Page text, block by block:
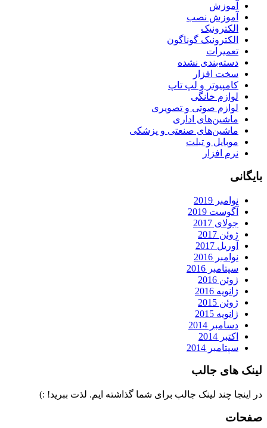
آموزش
آموزش نصب
الکترونیک
الکترونیک گوناگون
تعمیرات
دسته‌بندی نشده
سخت افزار
کامپیوتر و لپ تاپ
لوازم خانگی
لوازم صوتی و تصویری
ماشین‌های اداری
ماشین‌های صنعتی و پزشکی
موبایل و تبلت
نرم افزار
بایگانی
نوامبر 2019
آگوست 2019
جولای 2017
ژوئن 2017
آوریل 2017
نوامبر 2016
سپتامبر 2016
ژوئن 2016
ژانویه 2016
ژوئن 2015
ژانویه 2015
دسامبر 2014
اکتبر 2014
سپتامبر 2014
لینک های جالب
در اینجا چند لینک جالب برای شما گذاشته ایم. لذت ببرید! :)
صفحات